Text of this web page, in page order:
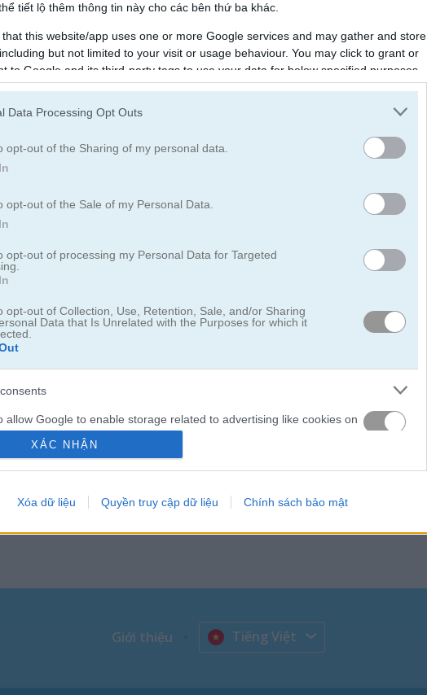
tiết lộ thêm thông tin này cho các bên thứ ba khác.
that this website/app uses one or more Google services and may gather and store
but not limited to your visit or usage behaviour. You may click to grant or
to Google and its third-party tags to use your data for below specified purposes
consent section.
Data Processing Opt Outs
opt-out of the Sharing of my personal data.
opt-out of the Sale of my Personal Data.
opt-out of processing my Personal Data for Targeted
opt-out of Collection, Use, Retention, Sale, and/or Sharing
Data that Is Unrelated with the Purposes for which it
allow Google to enable storage related to advertising like cookies on
identifiers in apps.
allow my user data to be sent to Google for online advertising
XÁC NHẬN
Xóa dữ liệu Quyền truy cập dữ liệu Chính sách bảo mật
trò chơi. Bạn càng xóa nhiều khối cùng màu trong một lần, bạn sẽ nhận
khối màu sắc này và đạt số điểm thật cao không?
Giới thiệu Tiếng Việt